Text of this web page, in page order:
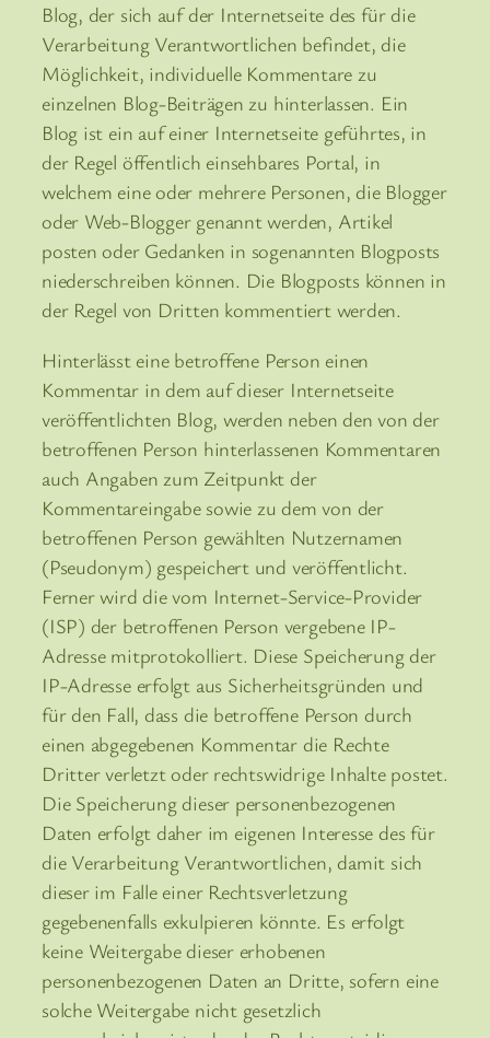
Blog, der sich auf der Internetseite des für die
Verarbeitung Verantwortlichen befindet, die
Möglichkeit, individuelle Kommentare zu
einzelnen Blog-Beiträgen zu hinterlassen. Ein
Blog ist ein auf einer Internetseite geführtes, in
der Regel öffentlich einsehbares Portal, in
welchem eine oder mehrere Personen, die Blogger
oder Web-Blogger genannt werden, Artikel
posten oder Gedanken in sogenannten Blogposts
niederschreiben können. Die Blogposts können in
der Regel von Dritten kommentiert werden.
Hinterlässt eine betroffene Person einen
Kommentar in dem auf dieser Internetseite
veröffentlichten Blog, werden neben den von der
betroffenen Person hinterlassenen Kommentaren
auch Angaben zum Zeitpunkt der
Kommentareingabe sowie zu dem von der
betroffenen Person gewählten Nutzernamen
(Pseudonym) gespeichert und veröffentlicht.
Ferner wird die vom Internet-Service-Provider
(ISP) der betroffenen Person vergebene IP-
Adresse mitprotokolliert. Diese Speicherung der
IP-Adresse erfolgt aus Sicherheitsgründen und
für den Fall, dass die betroffene Person durch
einen abgegebenen Kommentar die Rechte
Dritter verletzt oder rechtswidrige Inhalte postet.
Die Speicherung dieser personenbezogenen
Daten erfolgt daher im eigenen Interesse des für
die Verarbeitung Verantwortlichen, damit sich
dieser im Falle einer Rechtsverletzung
gegebenenfalls exkulpieren könnte. Es erfolgt
keine Weitergabe dieser erhobenen
personenbezogenen Daten an Dritte, sofern eine
solche Weitergabe nicht gesetzlich